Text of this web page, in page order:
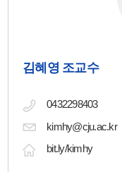
김혜영 조교수
0432298403
kimhy@cju.ac.kr
bit.ly/kimhy